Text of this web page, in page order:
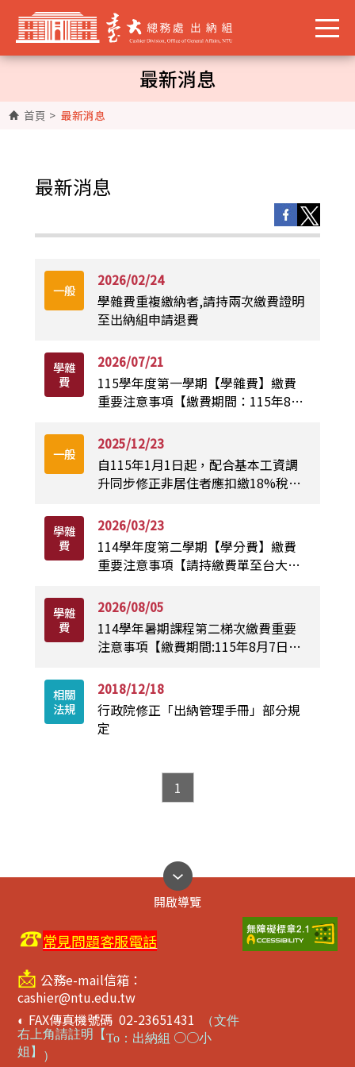
最新消息
首頁 > 最新消息
最新消息
一般
2026/02/24
學雜費重複繳納者,請持兩次繳費證明
至出納組申請退費
學雜
費
2026/07/21
115學年度第一學期【學雜費】繳費
重要注意事項【繳費期間：115年8月
一般
2025/12/23
自115年1月1日起，配合基本工資調
升同步修正非居住者應扣繳18%稅率
學雜
費
2026/03/23
114學年度第二學期【學分費】繳費
重要注意事項【請持繳費單至台大出
學雜
費
2026/08/05
114學年暑期課程第二梯次繳費重要
注意事項【繳費期間:115年8月7日至
相關
法規
2018/12/18
行政院修正「出納管理手冊」部分規
定
1
開啟導覽
☎常見問題客服電話
📩 公務e-mail信箱：
cashier@ntu.edu.tw
◐ FAX傳真機號碼 02-23651431 （文件
右上角請註明【To ：出納組 ○○小
姐】 ）